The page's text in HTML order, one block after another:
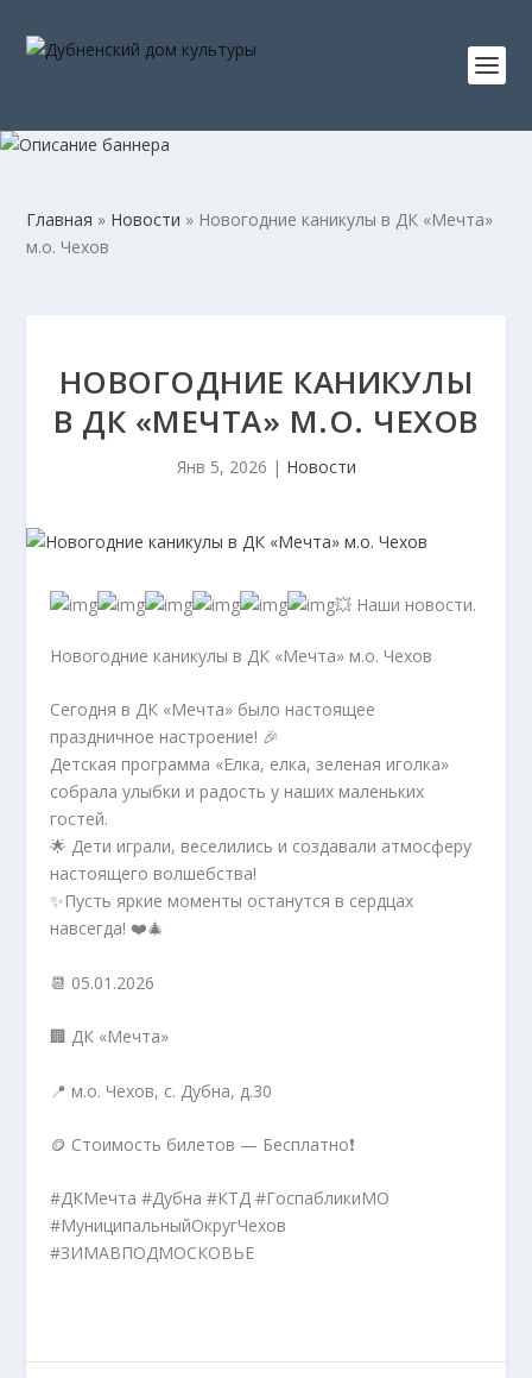
Главная » Новости » Новогодние каникулы в ДК «Мечта»
м.о. Чехов
НОВОГОДНИЕ КАНИКУЛЫ
В ДК «МЕЧТА» М.О. ЧЕХОВ
Янв 5, 2026 | Новости
💥 Наши новости.
Новогодние каникулы в ДК «Мечта» м.о. Чехов
Сегодня в ДК «Мечта» было настоящее
праздничное настроение! 🎉
Детская программа «Елка, елка, зеленая иголка»
собрала улыбки и радость у наших маленьких
гостей.
🌟 Дети играли, веселились и создавали атмосферу
настоящего волшебства!
✨Пусть яркие моменты останутся в сердцах
навсегда! ❤️🎄
📆 05.01.2026
🏢 ДК «Мечта»
📍 м.о. Чехов, с. Дубна, д.30
🪙 Стоимость билетов — Бесплатно❗️
#ДКМечта #Дубна #КТД #ГоспабликиМО
#МуниципальныйОкругЧехов
#ЗИМАВПОДМОСКОВЬЕ